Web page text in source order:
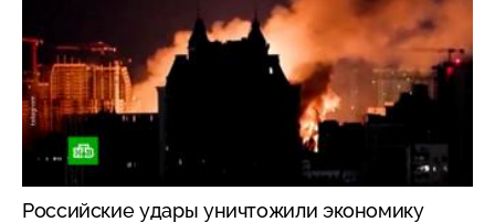
Российские удары уничтожили экономику